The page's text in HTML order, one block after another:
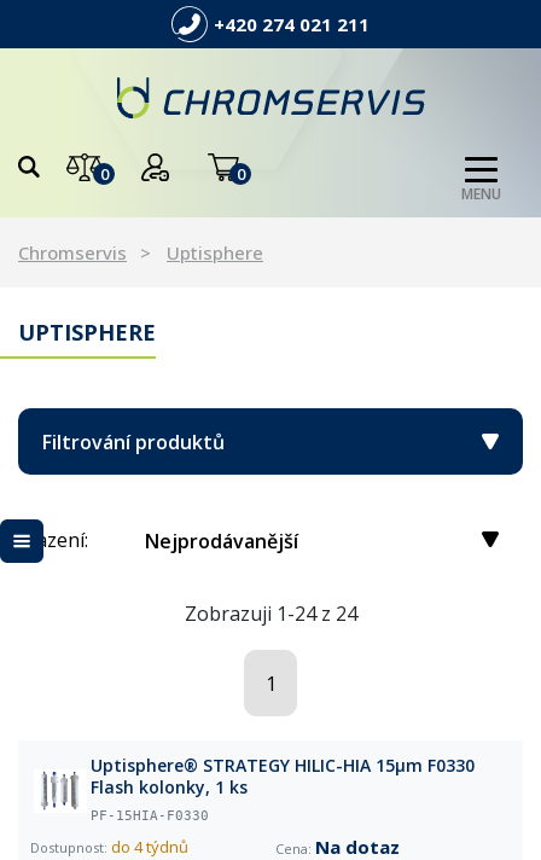
+420 274 021 211
0 0
MENU
Chromservis Uptisphere
UPTISPHERE
Filtrování produktů
Řazení: Nejprodávanější
Zobrazuji 1-24 z 24
1
Uptisphere® STRATEGY HILIC-HIA 15µm F0330
Flash kolonky, 1 ks
PF-15HIA-F0330
do 4 týdnů
Na dotaz